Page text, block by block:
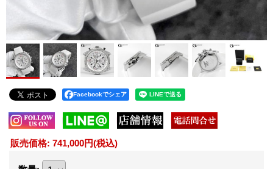
Facebookでシェア
販売価格: 741,000円(税込)